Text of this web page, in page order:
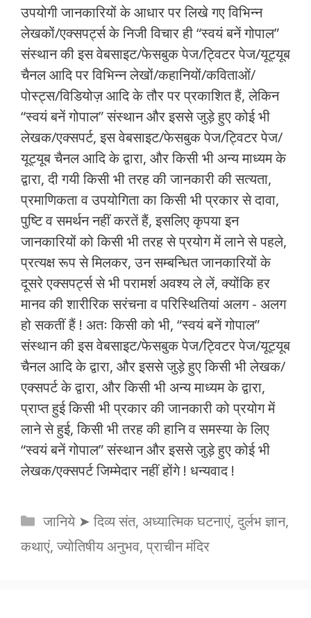
उपयोगी जानकारियों के आधार पर लिखे गए विभिन्न
लेखकों/एक्सपर्ट्स के निजी विचार ही “स्वयं बनें गोपाल”
संस्थान की इस वेबसाइट/फेसबुक पेज/ट्विटर पेज/यूट्यूब
चैनल आदि पर विभिन्न लेखों/कहानियों/कविताओं/
पोस्ट्स/विडियोज़ आदि के तौर पर प्रकाशित हैं, लेकिन
“स्वयं बनें गोपाल” संस्थान और इससे जुड़े हुए कोई भी
लेखक/एक्सपर्ट, इस वेबसाइट/फेसबुक पेज/ट्विटर पेज/
यूट्यूब चैनल आदि के द्वारा, और किसी भी अन्य माध्यम के
द्वारा, दी गयी किसी भी तरह की जानकारी की सत्यता,
प्रमाणिकता व उपयोगिता का किसी भी प्रकार से दावा,
पुष्टि व समर्थन नहीं करतें हैं, इसलिए कृपया इन
जानकारियों को किसी भी तरह से प्रयोग में लाने से पहले,
प्रत्यक्ष रूप से मिलकर, उन सम्बन्धित जानकारियों के
दूसरे एक्सपर्ट्स से भी परामर्श अवश्य ले लें, क्योंकि हर
मानव की शारीरिक सरंचना व परिस्थितियां अलग - अलग
हो सकतीं हैं ! अतः किसी को भी, “स्वयं बनें गोपाल”
संस्थान की इस वेबसाइट/फेसबुक पेज/ट्विटर पेज/यूट्यूब
चैनल आदि के द्वारा, और इससे जुड़े हुए किसी भी लेखक/
एक्सपर्ट के द्वारा, और किसी भी अन्य माध्यम के द्वारा,
प्राप्त हुई किसी भी प्रकार की जानकारी को प्रयोग में
लाने से हुई, किसी भी तरह की हानि व समस्या के लिए
“स्वयं बनें गोपाल” संस्थान और इससे जुड़े हुए कोई भी
लेखक/एक्सपर्ट जिम्मेदार नहीं होंगे ! धन्यवाद !
Categories
जानिये ➤ दिव्य संत, अध्यात्मिक घटनाएं, दुर्लभ ज्ञान,
कथाएं, ज्योतिषीय अनुभव, प्राचीन मंदिर